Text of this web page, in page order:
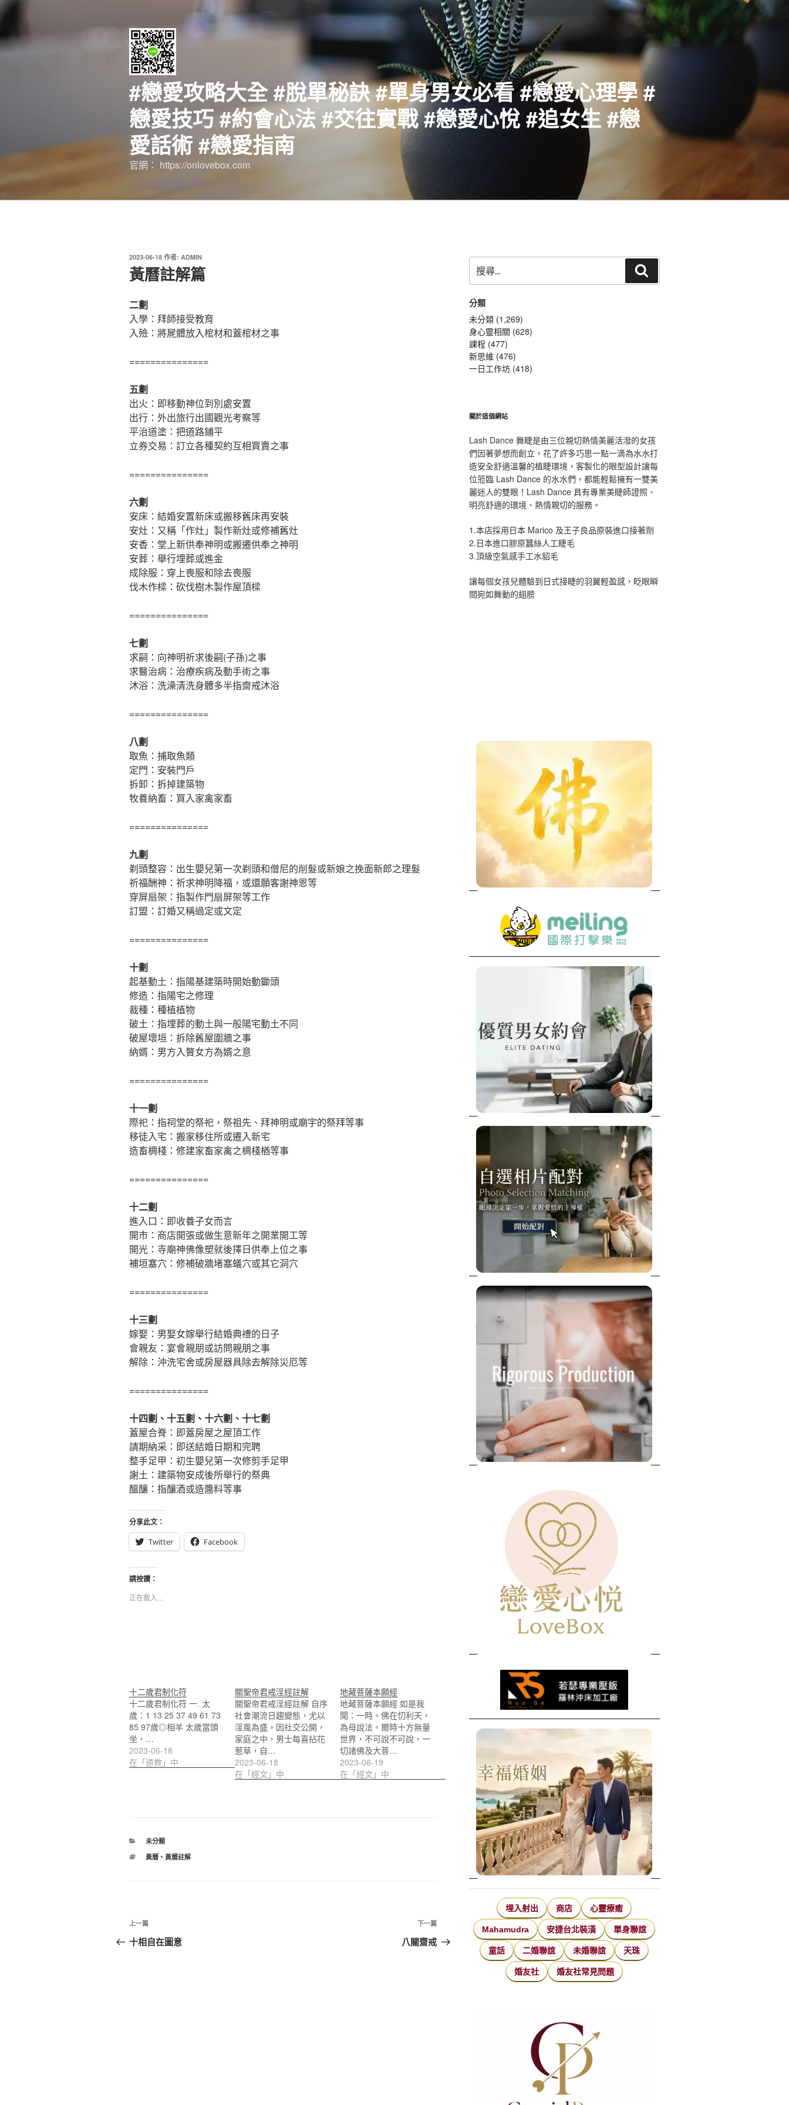
跳
至
主
要
#戀愛攻略大全 #脫單秘訣 #單身男女必看 #戀愛心理學 #
戀愛技巧 #約會心法 #交往實戰 #戀愛心悅 #追女生 #戀
愛話術 #戀愛指南
官網： https://onlovebox.com
發
佈
於
2023-06-18 作者: ADMIN
黃曆註解篇
二劃
入學：拜師接受教育
入殮：將屍體放入棺材和蓋棺材之事
===============
五劃
出火：即移動神位到別處安置
出行：外出旅行出國觀光考察等
平治道塗：把道路鋪平
立券交易：訂立各種契約互相買賣之事
===============
六劃
安床：結婚安置新床或搬移舊床再安裝
安灶：又稱「作灶」製作新灶或修補舊灶
安香：堂上新供奉神明或搬遷供奉之神明
安葬：舉行埋葬或進金
成除服：穿上喪服和除去喪服
伐木作樑：砍伐樹木製作屋頂樑
===============
七劃
求嗣：向神明祈求後嗣(子孫)之事
求醫治病：治療疾病及動手術之事
沐浴：洗澡清洗身體多半指齋戒沐浴
===============
八劃
取魚：捕取魚類
定門：安裝門戶
拆卸：拆掉建築物
牧養納畜：買入家禽家畜
===============
九劃
剃頭整容：出生嬰兒第一次剃頭和僧尼的削髮或新娘之挽面新郎之理髮
祈福酬神：祈求神明降福，或還願客謝神恩等
穿屏扇架：指製作門扇屏架等工作
訂盟：訂婚又稱過定或文定
===============
十劃
起基動土：指陽基建築時開始動鋤頭
修造：指陽宅之修理
裁種：種植植物
破土：指埋葬的動土與一般陽宅動土不同
破屋壞垣：拆除舊屋圍牆之事
納婿：男方入贅女方為婿之意
===============
十一劃
際祀：指祠堂的祭祀，祭祖先、拜神明或廟宇的祭拜等事
移徒入宅：搬家移住所或遷入新宅
造畜椆棧：修建家畜家禽之椆棧楢等事
===============
十二劃
進入口：即收養子女而言
開市：商店開張或做生意新年之開業開工等
開光：寺廟神佛像塑就後擇日供奉上位之事
補垣塞穴：修補破牆堵塞蟻穴或其它洞穴
===============
十三劃
嫁娶：男娶女嫁舉行結婚典禮的日子
會親友：宴會親朋或訪問親朋之事
解除：沖洗宅舍或房屋器具除去解除災厄等
===============
十四劃、十五劃、十六劃、十七劃
蓋屋合脊：即蓋房屋之屋頂工作
請期納采：即送結婚日期和完聘
整手足甲：初生嬰兒第一次修剪手足甲
謝土：建築物安成後所舉行的祭典
醞釀：指釀酒或造醬料等事
分享此文：
Twitter
Facebook
請按讚：
正在載入...
十二歲君制化符
十二歲君制化符 一. 太
歲：1 13 25 37 49 61 73
85 97歲◎相羊 太歲當頭
坐，…
2023-06-18
在「道教」中
關聖帝君戒淫經註解
關聖帝君戒淫經註解 自序
社會潮流日趨變態，尤以
淫風為盛，因社交公開，
家庭之中，男士每喜拈花
惹草，自…
2023-06-18
在「經文」中
地藏菩薩本願經
地藏菩薩本願經 如是我
聞：一時。佛在忉利天，
為母說法。爾時十方無量
世界，不可說不可說，一
切諸佛及大菩…
2023-06-19
在「經文」中
分
未分類
標
黃曆、 黃曆註解
文
章
上
一
上一篇
十相自在圖意
下
一
下一篇
八關齋戒
尋
關
鍵
字:
尋
分類
未分類 (1,269)
身心靈相關 (628)
課程 (477)
新思維 (476)
一日工作坊 (418)
關於這個網站
Lash Dance 舞睫是由三位親切熱情美麗活潑的女孩
們因著夢想而創立，花了許多巧思一點一滴為水水打
造安全舒適溫馨的植睫環境，客製化的眼型設計讓每
位蒞臨 Lash Dance 的水水們，都能輕鬆擁有一雙美
麗迷人的雙眼！Lash Dance 具有專業美睫師證照、
明亮舒適的環境、熱情親切的服務。
1.本店採用日本 Marico 及王子良品原裝進口接著劑
2.日本進口膠原蠶絲人工睫毛
3.頂級空氣感手工水貂毛
讓每個女孩兒體驗到日式接睫的羽翼輕盈感，眨眼瞬
間宛如舞動的翅膀
埋入射出 商店 心靈療癒
Mahamudra 安捷台北裝潢 單身聯誼
童話 二婚聯誼 未婚聯誼 天珠
婚友社 婚友社常見問題